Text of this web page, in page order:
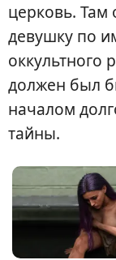
церковь.
девушку по
оккультного
должен был
началом
тайны.